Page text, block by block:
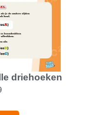
driehoeken